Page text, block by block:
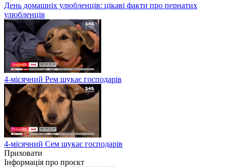
День домашніх улюбленців: цікаві факти про пернатих
улюбленців
4-місячний Рем шукає господарів
4-місячний Сем шукає господарів
Приховати
Інформація про проєкт